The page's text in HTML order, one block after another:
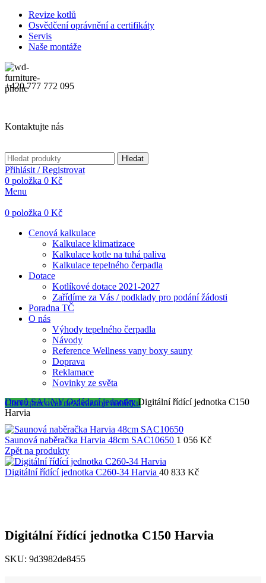
Revize kotlů
Osvědčení oprávnění a certifikáty
Servis
Naše montáže
+420 777 772 095
Kontaktujte nás
Hledat
Přihlásit / Registrovat
0 položka 0 Kč
Menu
0 položka 0 Kč
Cenová kalkulace
Kalkulace klimatizace
Kalkulace kotle na tuhá paliva
Kalkulace tepelného čerpadla
Dotace
Kotlíkové dotace 2021-2027
Zařídíme za Vás / podklady pro podání žádosti
Poradna TČ
O nás
Výhody tepelného čerpadla
Návody
Reference Wellness vany boxy sauny
Doprava
Reklamace
Novinky ze světa
Chci zpracovat nezávaznou nabídku
DomůSAUNYOvládací jednotkyDigitální řídící jednotka C150
Harvia
Saunová naběračka Harvia 48cm SAC10650 1 056 Kč
Zpět na produkty
Digitální řídící jednotka C260-34 Harvia 40 833 Kč
Digitální řídící jednotka C150 Harvia
SKU: 9d3982de8455